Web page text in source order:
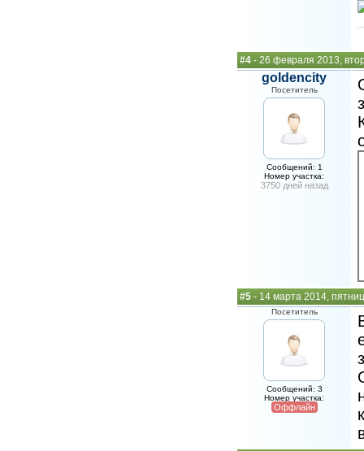
#4 - 26 февраля 2013,
goldencity
Посетитель
Сообщений: 1
Номер участка:
3750 дней назад
#5 - 14 марта 2014,
Посетитель
Сообщений: 3
Номер участка:
Оффлайн